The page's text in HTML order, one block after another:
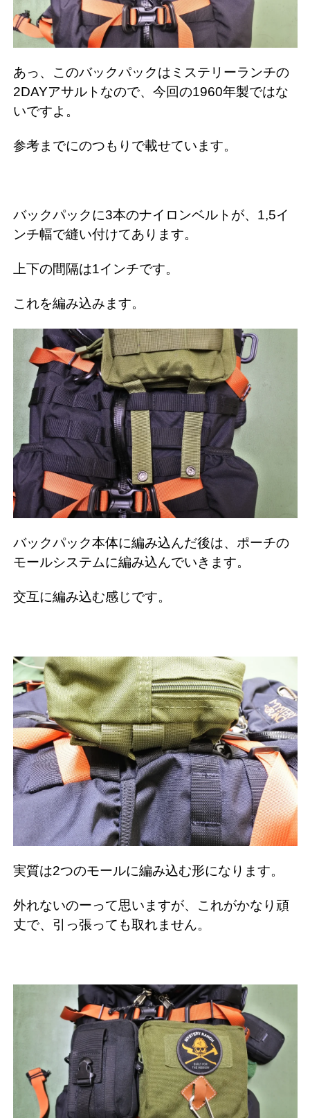
あっ、このバックパックはミステリーランチの
2DAYアサルトなので、今回の1960年製ではな
いですよ。
参考までにのつもりで載せています。
バックパックに3本のナイロンベルトが、1,5イ
ンチ幅で縫い付けてあります。
上下の間隔は1インチです。
これを編み込みます。
バックパック本体に編み込んだ後は、ポーチの
モールシステムに編み込んでいきます。
交互に編み込む感じです。
実質は2つのモールに編み込む形になります。
外れないのーって思いますが、これがかなり頑
丈で、引っ張っても取れません。